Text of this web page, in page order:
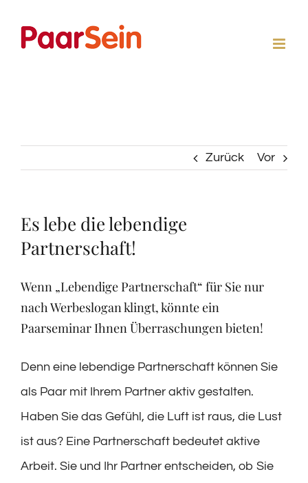
Inhalt
Zurück Vor
Es lebe die lebendige
Partnerschaft!
Wenn „Lebendige Partnerschaft“ für Sie nur
nach Werbeslogan klingt, könnte ein
Paarseminar Ihnen Überraschungen bieten!
Denn eine lebendige Partnerschaft können Sie
als Paar mit Ihrem Partner aktiv gestalten.
Haben Sie das Gefühl, die Luft ist raus, die Lust
ist aus? Eine Partnerschaft bedeutet aktive
Arbeit. Sie und Ihr Partner entscheiden, ob Sie